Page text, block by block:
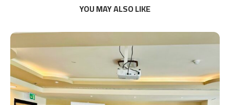
YOU MAY ALSO LIKE